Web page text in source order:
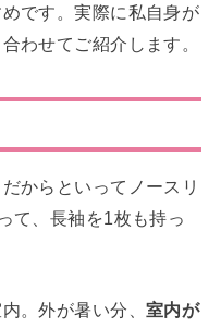
です。実際に私自身が
わせてご紹介します。
からといってノースリ
て、長袖を1枚も持っ
。外が暑い分、 室内が